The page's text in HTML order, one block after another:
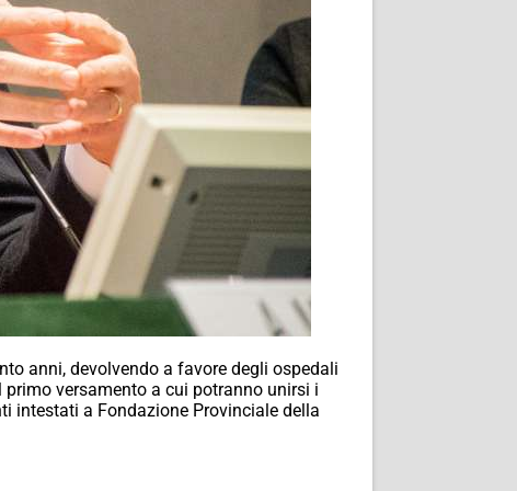
anni, devolvendo a favore degli ospedali
versamento a cui potranno unirsi i
intestati a Fondazione Provinciale della